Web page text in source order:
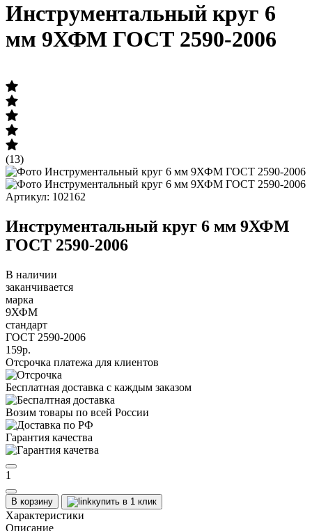
Инструментальный круг 6
мм 9ХФМ ГОСТ 2590-2006
(13)
Артикул: 102162
Инструментальный круг 6 мм 9ХФМ
ГОСТ 2590-2006
В наличии
заканчивается
марка
9ХФМ
стандарт
ГОСТ 2590-2006
159р.
Отсрочка платежа для клиентов
Бесплатная доставка с каждым заказом
Возим товары по всей России
Гарантия качества
1
В корзину купить в 1 клик
Характеристики
Описание